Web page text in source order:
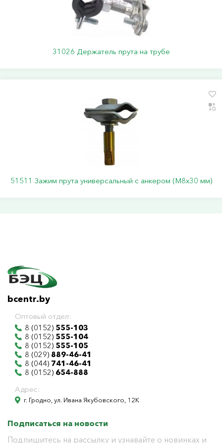
31026 Держатель прута на трубе
51511 Зажим прута универсальный с анкером (M8x30 мм)
bcentr.by
Оптовый отдел:
8 (0152) 555-103
8 (0152) 555-104
8 (0152) 555-105
8 (029) 889-46-41
8 (044) 741-46-41
8 (0152) 654-888
Адрес:
г. Гродно, ул. Ивана Якубовского, 12К
Подписаться на новости
Подпишитесь на рассылку и узнавайте о новинках и